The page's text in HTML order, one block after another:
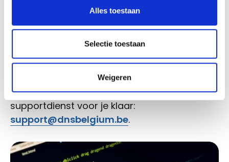
Alles toestaan
Selectie toestaan
Weigeren
Heb je verder nog vragen, dan staat onze
supportdienst voor je klaar:
support@dnsbelgium.be.